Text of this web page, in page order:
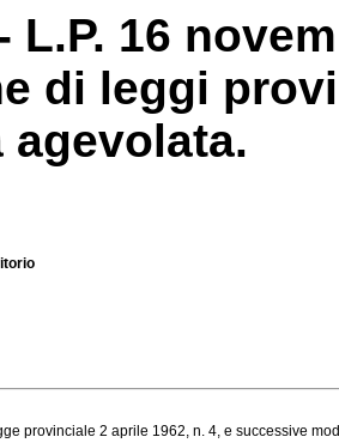
L.P. 16
di leggi
provinciale 2 aprile 1962, n. 4, e successive